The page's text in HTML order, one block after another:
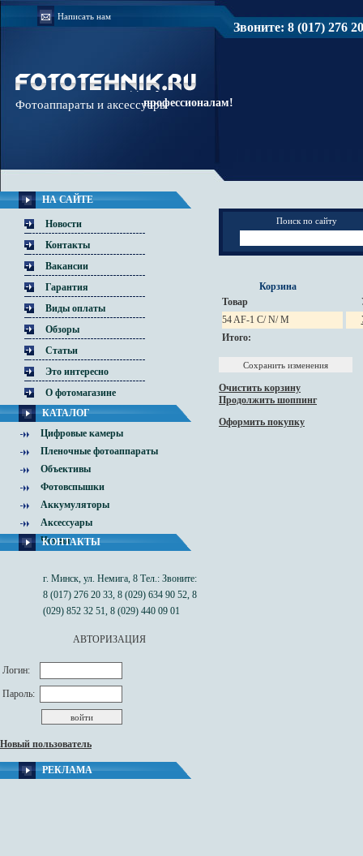
Написать нам
Звоните: 8 (017) 276
Доверяйте
профессионалам!
Фотоаппараты и аксессуары
НА САЙТЕ
Новости
Контакты
Вакансии
Гарантия
Виды оплаты
Обзоры
Статьи
Это интересно
О фотомагазине
КАТАЛОГ
Цифровые камеры
Пленочные фотоаппараты
Объективы
Фотовспышки
Аккумуляторы
Аксессуары
Чехлы
КОНТАКТЫ
г. Минск, ул. Немига, 8 Тел.: Звоните:
8 (017) 276 20 33, 8 (029) 634 90 52, 8
(029) 852 32 51, 8 (029) 440 09 01
АВТОРИЗАЦИЯ
Логин:
Пароль:
Новый пользователь
РЕКЛАМА
Поиск по сайту
Корзина
Товар
54 AF-1 C/ N/ M
Итого:
Очистить корзину
Продолжить шоппинг
Оформить покупку